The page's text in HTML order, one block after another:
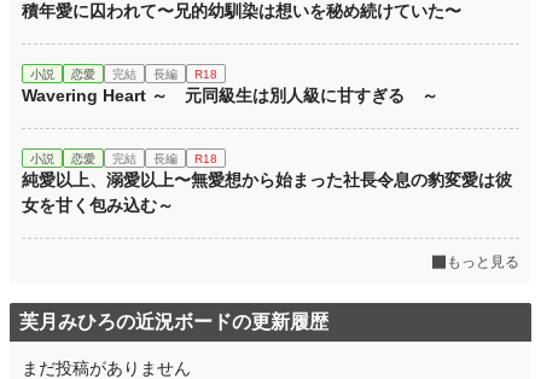
積年愛に囚われて〜兄的幼馴染は想いを秘め続けていた〜
小説 恋愛 完結 長編 R18
Wavering Heart ～ 元同級生は別人級に甘すぎる ～
小説 恋愛 完結 長編 R18
純愛以上、溺愛以上〜無愛想から始まった社長令息の豹変愛は彼
女を甘く包み込む～
もっと見る
芙月みひろの近況ボードの更新履歴
まだ投稿がありません